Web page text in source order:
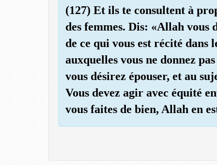
(127) Et ils te consultent à
des femmes. Dis: «Allah vous
de ce qui vous est récité dans
auxquelles vous ne donnez
vous désirez épouser, et au
Vous devez agir avec équité
vous faites de bien, Allah en